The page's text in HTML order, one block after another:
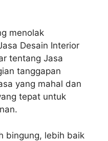
menolak
Desain Interior
tentang Jasa
tanggapan
yang mahal dan
tepat untuk
bingung, lebih baik